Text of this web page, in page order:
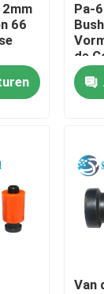
van de
B5012
66
Pa-
de
van
Van